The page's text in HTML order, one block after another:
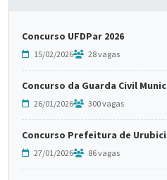
Concurso UFDPar 2026
15/02/2026 28 vagas
Concurso da Guarda Civil
26/01/2026 300 vagas
Concurso Prefeitura de Urubici
27/01/2026 86 vagas